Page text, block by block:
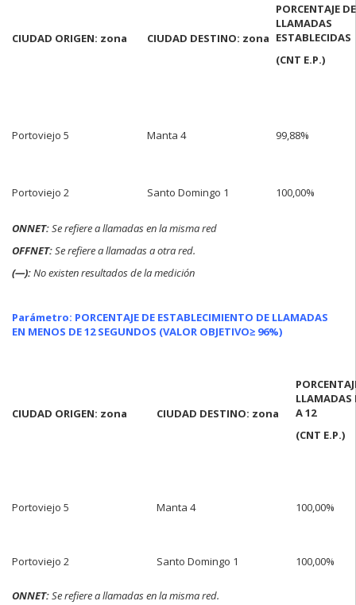
CIUDAD ORIGEN: zona CIUDAD DESTINO: zona
PORCENTAJE DE
LLAMADAS
ESTABLECIDAS
(CNT E.P.)
Portoviejo 5 Manta 4 99,88%
Portoviejo 2 Santo Domingo 1 100,00%
ONNET:Se refiere a llamadas en la misma red
OFFNET:Se refiere a llamadas a otra red.
(—):No existen resultados de la medición
Parámetro: PORCENTAJE DE ESTABLECIMIENTO DE LLAMADAS
EN MENOS DE 12 SEGUNDOS (VALOR OBJETIVO≥ 96%)
CIUDAD ORIGEN: zona CIUDAD DESTINO: zona
LLAMADAS
A 12
(CNT E.P.)
Portoviejo 5 Manta 4 100,00%
Portoviejo 2 Santo Domingo 1 100,00%
ONNET:Se refiere a llamadas en la misma red.